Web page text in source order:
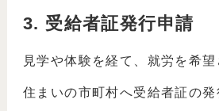
3. 受給者証発行申請
見学や体験を経て、就労を希
住まいの市町村へ受給者証の発